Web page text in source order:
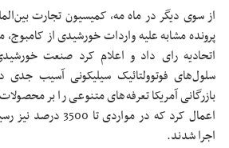
پرونده مشابه علیه واردات خورشیدی از کامبوج،
اتحادیه رای داد و اعلام کرد صنعت
سلول‌های فوتوولتائیک سیلیکونی آسیب
بازرگانی آمریکا تعرفه‌های متنوعی را بر
اجرا شدند.